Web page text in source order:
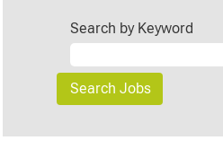
Search by Keyword